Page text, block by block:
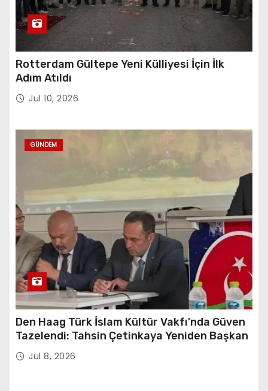
Rotterdam Gültepe Yeni Külliyesi İçin İlk
Adım Atıldı
Jul 10, 2026
GÜNDEM
Den Haag Türk İslam Kültür Vakfı’nda Güven
Tazelendi: Tahsin Çetinkaya Yeniden Başkan
Jul 8, 2026